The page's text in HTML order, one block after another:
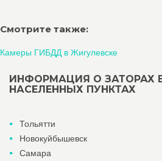
Смотрите также:
Камеры ГИБДД в Жигулевске
ИНФОРМАЦИЯ О ЗАТОРАХ
НАСЕЛЕННЫХ ПУНКТАХ
Тольятти
Новокуйбышевск
Самара